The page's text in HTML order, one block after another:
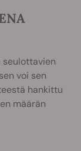
seulottavien
voi sen
hankittu
määrän